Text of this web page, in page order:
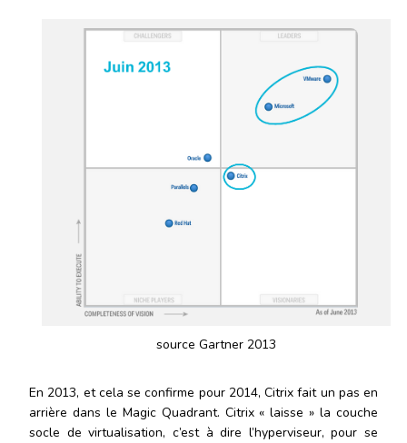
source Gartner 2013
En 2013, et cela se confirme pour 2014, Citrix fait un pas en
arrière dans le Magic Quadrant. Citrix « laisse » la couche
socle de virtualisation, c’est à dire l’hyperviseur, pour se